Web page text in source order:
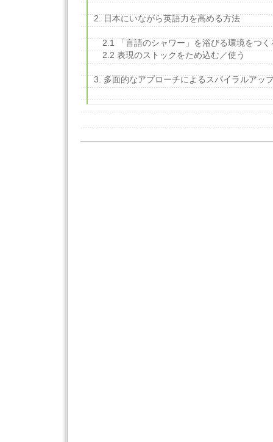
2. 日本にいながら英語力を高める方法
2.1 「言語のシャワー」を浴びる環境をつく
2.2 表現のストックをため込む／使う
3. 多面的なアプローチによるスパイラルアッ